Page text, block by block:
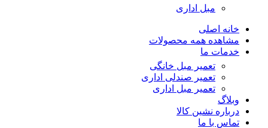
مبل اداری
خانه اصلی
مشاهده همه محصولات
خدمات ما
تعمیر مبل خانگی
تعمیر صندلی اداری
تعمیر مبل اداری
وبلاگ
درباره نشین کالا
تماس با ما